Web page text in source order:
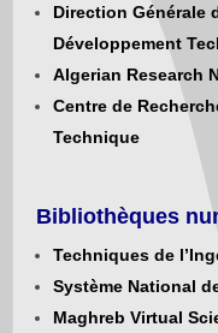
Direction Générale
Développement
Algerian Research
Centre de
Technique
Bibliothèques
Techniques de
Système National
Maghreb Virtual